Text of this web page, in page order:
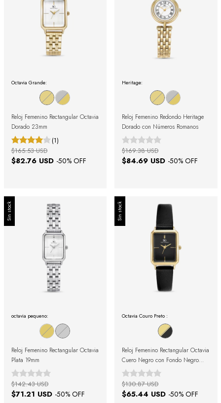
Octavia Grande:
Reloj Femenino Rectangular Octavia
Dorado 23mm
(1)
$82.76 USD -50% OFF
$165.53 USD
Heritage:
Reloj Femenino Redondo Heritage
Dorado con Números Romanos
$84.69 USD -50% OFF
$169.38 USD
Sin stock
octavia pequeno:
Reloj Femenino Rectangular Octavia
Plata 19mm
$71.21 USD -50% OFF
$142.43 USD
Sin stock
Octavia Couro Preto :
Reloj Femenino Rectangular Octavia
Cuero Negro con Fondo Negro
23mm
$65.44 USD -50% OFF
$130.87 USD